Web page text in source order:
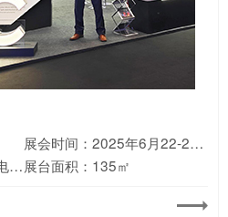
建
展会时间：2024年10月23-24日
展会名称：2024澳大利亚国际能源展览会展台面积：180m²
展会时间：2026年1月6-9日
展会名称：美国CES消费电子展 展台面积：325m²
展会时间：2025年9月5-9日
展会名称：2025德国消费电子展IFA展台面积：165m²
展会时间：2024年9月6-10日
展会名称：2024德国慕尼黑消费电子展IFA展台面积：180m²
展会时间：2025年1月7-10日
展会名称：2025美国CES消费电子展展台面积：消费电子展
展会时间：2025年9月3-5日
展会名称：2025中国国际聚氨酯展览会(PU China)展台面积：210m²
展会时间：2024年09月19-21日
展会名称：2024德国多特蒙德烟草展展台面积：108m²
展会时间：2025年8月26-28日
展会名称：2025巴西圣保罗太阳能光伏展展台面积：140m²
展会时间：2025年6月22-26日
展会名称：2025巴西消费电子展ES展台面积：135㎡
展会时间：2025年09月6-10日
展会名称：2024德国消费电子展IFA展台面积：120m²
展会时间：2025年9月9-11日
展会名称：2025美国光伏储能展览会RE+展台面积：135m²
展会时间：2023年11月7-12日
展会名称：2023意大利两轮电动车展EICMA展台面积：210m²